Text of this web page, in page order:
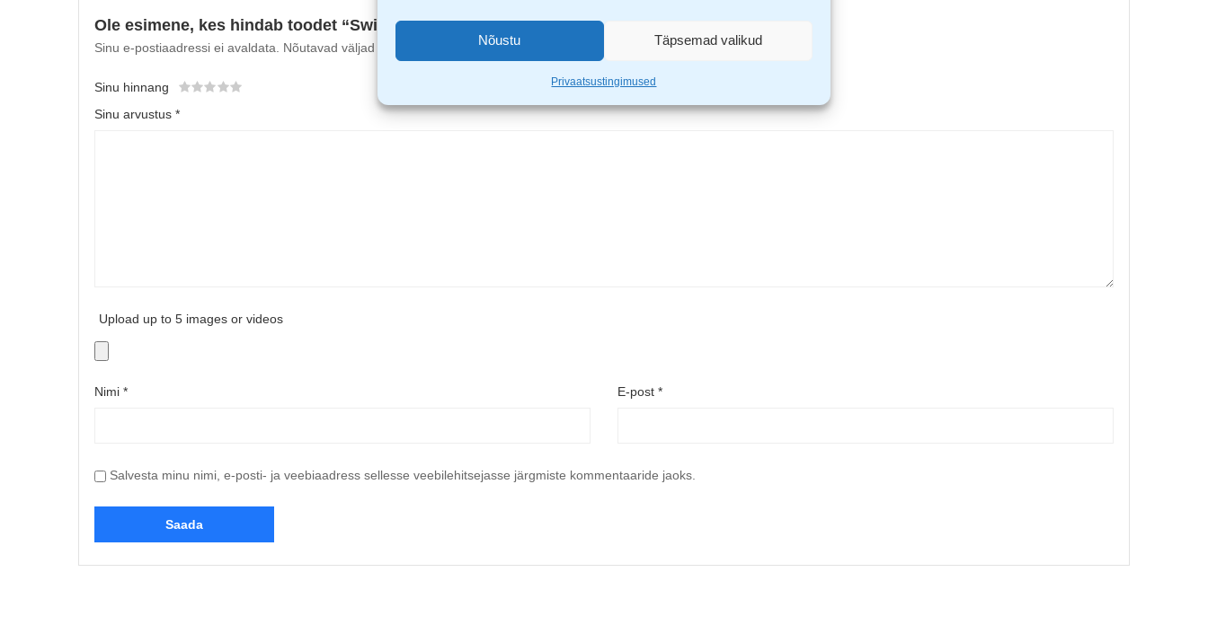
Nõustu Täpsemad valikud
Privaatsustingimused
Ole esimene, kes hindab toodet “Swiss one coverlite kaitseprillid smoke”
Sinu e-postiaadressi ei avaldata. Nõutavad väljad on tähistatud
Sinu hinnang
Sinu arvustus *
Upload up to 5 images or videos
Nimi * E-post *
Salvesta minu nimi, e-posti- ja veebiaadress sellesse veebilehitsejasse järgmiste kommentaaride jaoks.